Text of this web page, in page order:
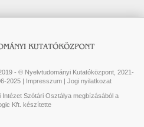
- © Nyelvtudományi Kutatóközpont, 2021-
2025 | Impresszum| Jogi nyilatkozat
Intézet Szótári Osztálya megbízásából a
Kft. készítette